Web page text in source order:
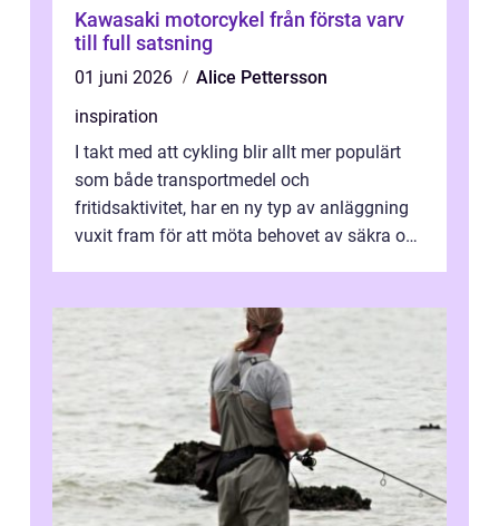
Kawasaki motorcykel från första varv
till full satsning
01 juni 2026
Alice Pettersson
inspiration
I takt med att cykling blir allt mer populärt
som både transportmedel och
fritidsaktivitet, har en ny typ av anläggning
vuxit fram för att möta behovet av säkra och